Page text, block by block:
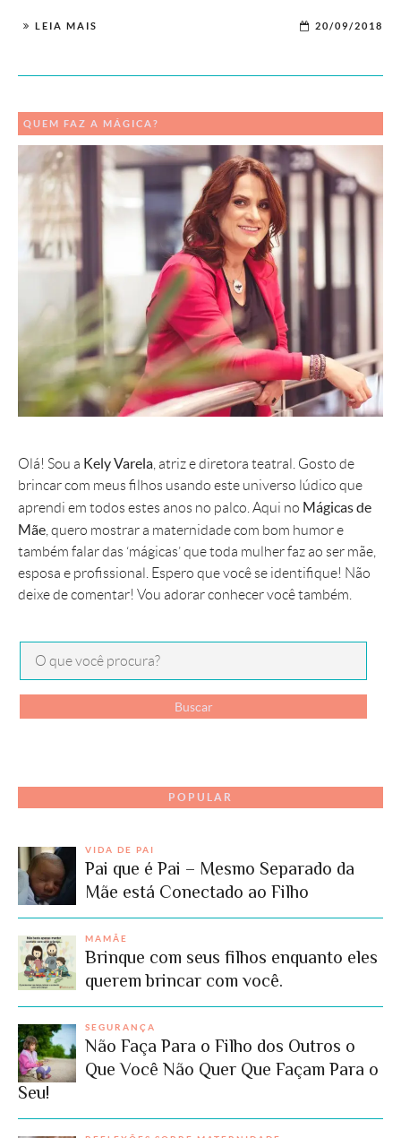
LEIA MAIS 20/09/2018
QUEM FAZ A MÁGICA?
Olá! Sou a Kely Varela , atriz e diretora teatral. Gosto de
brincar com meus filhos usando este universo lúdico que
aprendi em todos estes anos no palco. Aqui no Mágicas de
Mãe , quero mostrar a maternidade com bom humor e
também falar das ‘mágicas’ que toda mulher faz ao ser mãe,
esposa e profissional. Espero que você se identifique! Não
deixe de comentar! Vou adorar conhecer você também.
POPULAR
VIDA DE PAI
Pai que é Pai – Mesmo Separado da
Mãe está Conectado ao Filho
MAMÃE
Brinque com seus filhos enquanto eles
querem brincar com você.
SEGURANÇA
Não Faça Para o Filho dos Outros o
Que Você Não Quer Que Façam Para o
Seu!